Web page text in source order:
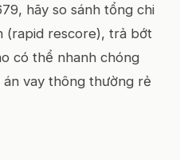
hãy so sánh tổng chi
(rapid rescore), trả bớt
có thể nhanh chóng
vay thông thường rẻ